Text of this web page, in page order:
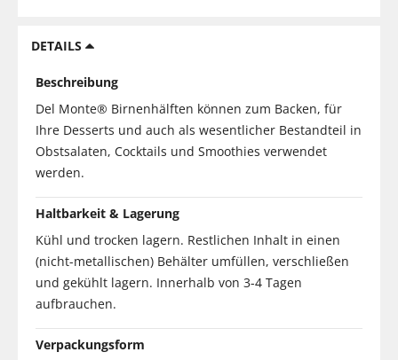
DETAILS
Beschreibung
Del Monte® Birnenhälften können zum Backen, für
Ihre Desserts und auch als wesentlicher Bestandteil in
Obstsalaten, Cocktails und Smoothies verwendet
werden.
Haltbarkeit & Lagerung
Kühl und trocken lagern. Restlichen Inhalt in einen
(nicht-metallischen) Behälter umfüllen, verschließen
und gekühlt lagern. Innerhalb von 3-4 Tagen
aufbrauchen.
Verpackungsform